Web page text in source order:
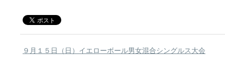
９月１５日（日）イエローボール男女混合シングルス大会